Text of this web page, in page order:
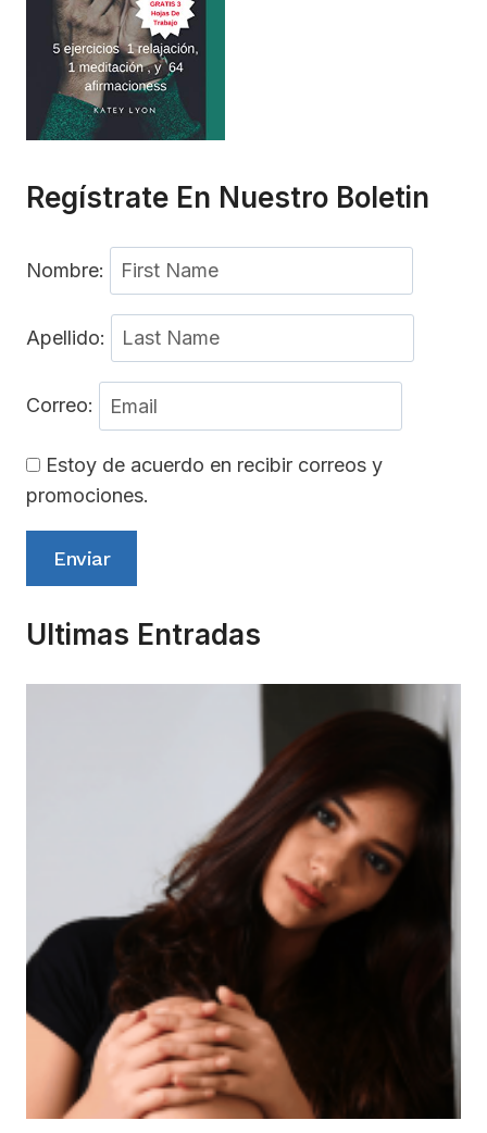
Regístrate En Nuestro Boletin
Nombre:
Apellido:
Correo:
Estoy de acuerdo en recibir correos y
promociones.
Enviar
Ultimas Entradas